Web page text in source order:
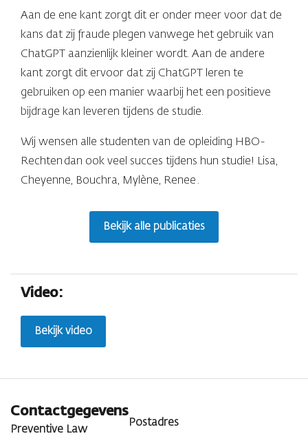
Aan de ene kant zorgt dit er onder meer voor dat de
kans dat zij fraude plegen vanwege het gebruik van
ChatGPT aanzienlijk kleiner wordt. Aan de andere
kant zorgt dit ervoor dat zij ChatGPT leren te
gebruiken op een manier waarbij het een positieve
bijdrage kan leveren tijdens de studie.
Wij wensen alle studenten van de opleiding HBO-
Rechten dan ook veel succes tijdens hun studie! Lisa,
Cheyenne, Bouchra, Mylène, Renee .
Bekijk alle publicaties
Video:
Bekijk video
Contactgegevens
Preventive Law
Postadres